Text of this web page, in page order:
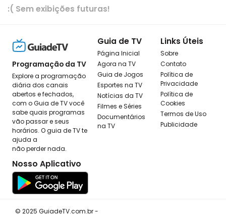
:( Sem exibições futuras!
Programação da TV
Explore a programação
diária dos canais
abertos e fechados,
com o Guia de TV você
sabe quais programas
vão passar e seus
horários. O guia de TV te
ajuda a
não perder nada.
Nosso Aplicativo
Guia de TV
Página Inicial
Agora na TV
Guia de Jogos
Esportes na TV
Notícias da TV
Filmes e Séries
Documentários
na TV
Links Úteis
Sobre
Contato
Política de
Privacidade
Política de
Cookies
Termos de Uso
Publicidade
© 2025 GuiadeTV.com.br -